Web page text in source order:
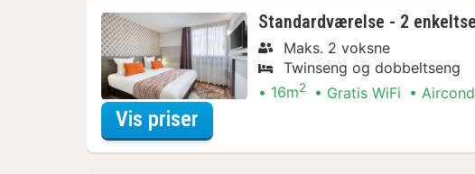
Standardværelse - 2
Maks. 2 voksne
Twinseng og dobbeltseng
16m2 Gratis WiFi
Vis priser